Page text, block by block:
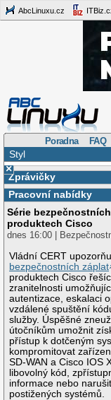
AbcLinuxu.cz
Poradna FAQ
Styl
×
Zprávičky
Pracovní nabídky
Série
produktech Cisco
dnes 16:00 |
Vládní CERT
bezpečnostních záplat
produktech Cisco
zranitelnosti
autentizace, eskalaci
vzdálené spuštění
služby. Úspěšné
útočníkům umožnit
přístup k dotčeným
kompromitovat
SD-WAN a Cisco IOS
libovolný kód,
informace nebo
postižených systémů.